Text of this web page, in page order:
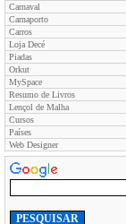
Carnaval
Carnaporto
Carros
Loja Decé
Piadas
Orkut
MySpace
Resumo de Livros
Lençol de Malha
Cursos
Países
Web Designer